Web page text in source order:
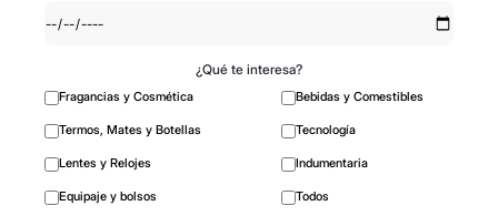
¿Qué te interesa?
Fragancias y Cosmética Bebidas y Comestibles
Termos, Mates y Botellas Tecnología
Lentes y Relojes Indumentaria
Equipaje y bolsos Todos